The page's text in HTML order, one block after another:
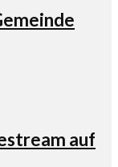
auf